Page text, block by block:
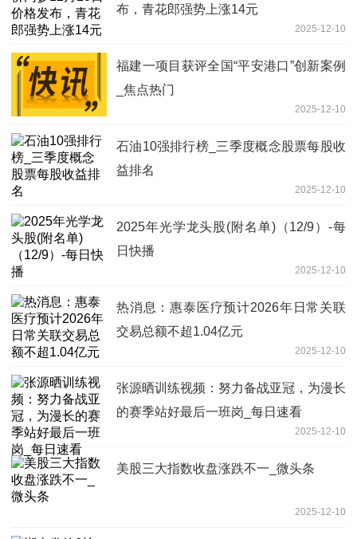
布，青花郎强势上涨14元
2025-12-10
福建一项目获评全国“平安港口”创新案例
_焦点热门
2025-12-10
石油10强排行榜_三季度概念股票每股收
益排名
2025-12-10
2025年光学龙头股(附名单)（12/9）-每
日快播
2025-12-10
热消息：惠泰医疗预计2026年日常关联
交易总额不超1.04亿元
2025-12-10
张源晒训练视频：努力备战亚冠，为漫长
的赛季站好最后一班岗_每日速看
2025-12-10
美股三大指数收盘涨跌不一_微头条
2025-12-10